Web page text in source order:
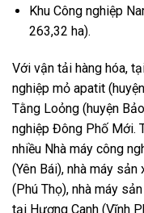
Khu Công nghiệp
263,32 ha).
Với vận tải hàng hóa,
nghiệp mỏ apatit
Tằng Loỏng (huyện
nghiệp Đông Phố Mới.
nhiều Nhà máy công
(Yên Bái), nhà máy
(Phú Thọ), nhà máy
tại Hương Canh (Vĩnh